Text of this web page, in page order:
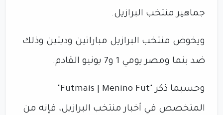
جماهير منتخب البرازيل.
ويخوض منتخب البرازيل مباراتين وديتين وذلك
ضد بنما ومصر يومي 1 و7 يونيو القادم.
وحسبما ذكر "Futmais | Menino Fut"
المتخصص في أخبار منتخب البرازيل، فإنه من